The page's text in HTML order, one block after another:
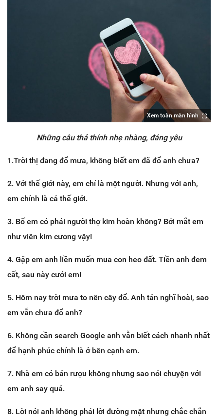
Xem toàn màn hình
Những câu thả thính nhẹ nhàng, đáng yêu
1.Trời thị đang đổ mưa, không biết em đã đổ anh chưa?
2. Với thế giới này, em chỉ là một người. Nhưng với anh,
em chính là cả thế giới.
3. Bố em có phải người thợ kim hoàn không? Bởi mắt em
như viên kim cương vậy!
4. Gặp em anh liền muốn mua con heo đất. Tiền anh đem
cất, sau này cưới em!
5. Hôm nay trời mưa to nên cây đổ. Anh tán nghĩ hoài, sao
em vẫn chưa đổ anh?
6. Không cần search Google anh vẫn biết cách nhanh nhất
để hạnh phúc chính là ở bên cạnh em.
7. Nhà em có bán rượu không nhưng sao nói chuyện với
em anh say quá.
8. Lời nói anh không phải lời đường mật nhưng chắc chắn